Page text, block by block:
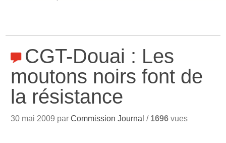
CGT-Douai : Les
moutons noirs font de
la résistance
30 mai 2009 parCommission Journal / 1696 vues